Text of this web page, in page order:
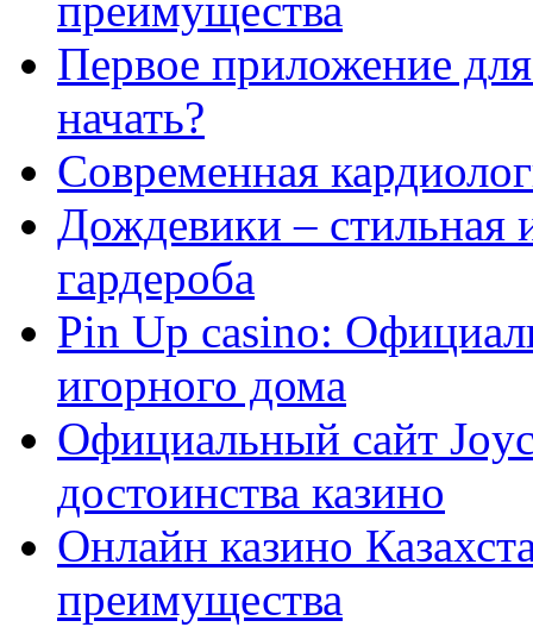
преимущества
Первое приложение
начать?
Современная
Дождевики – стильная
гардероба
Pin Up casino:
игорного дома
Официальный сайт
достоинства казино
Онлайн казино
преимущества